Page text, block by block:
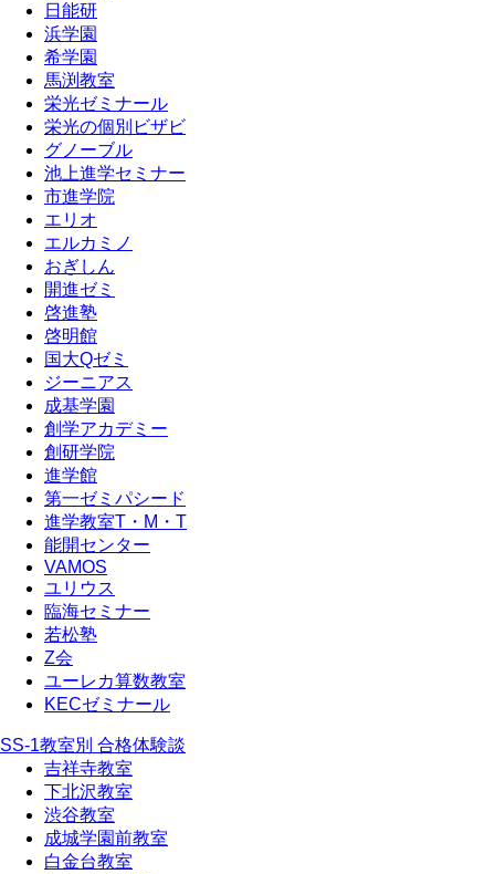
日能研
浜学園
希学園
馬渕教室
栄光ゼミナール
栄光の個別ビザビ
グノーブル
池上進学セミナー
市進学院
エリオ
エルカミノ
おぎしん
開進ゼミ
啓進塾
啓明館
国大Qゼミ
ジーニアス
成基学園
創学アカデミー
創研学院
進学館
第一ゼミパシード
進学教室T・М・T
能開センター
VAMOS
ユリウス
臨海セミナー
若松塾
Z会
ユーレカ算数教室
KECゼミナール
SS-1教室別 合格体験談
吉祥寺教室
下北沢教室
渋谷教室
成城学園前教室
白金台教室